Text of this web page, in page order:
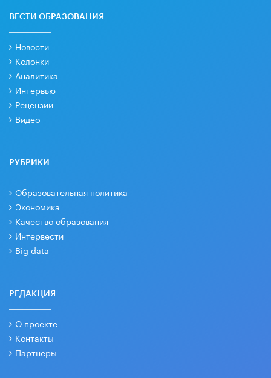
ВЕСТИ ОБРАЗОВАНИЯ
Новости
Колонки
Аналитика
Интервью
Рецензии
Видео
РУБРИКИ
Образовательная политика
Экономика
Качество образования
Интервести
Big data
РЕДАКЦИЯ
О проекте
Контакты
Партнеры